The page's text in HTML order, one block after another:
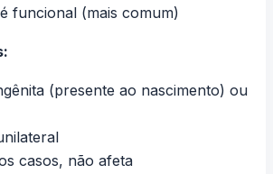
funcional (mais comum)
(presente ao nascimento) ou
casos, não afeta